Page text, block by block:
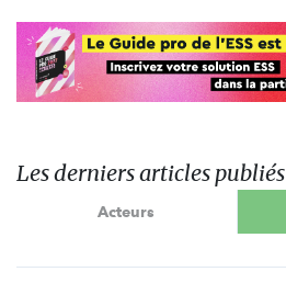
Les derniers articles publiés
Acteurs